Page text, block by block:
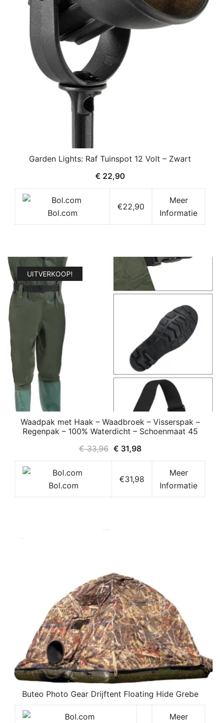
Garden Lights: Raf Tuinspot 12 Volt – Zwart
€ 22,90
Bol.com
€22,90
Meer
Informatie
UITVERKOOP!
Waadpak met Haak – Waadbroek – Visserspak –
Regenpak – 100% Waterdicht – Schoenmaat 45
€33,96 Oorspronkelijke
€ 33,96.
€ 31,98Huidige
prijs
€ 31,98.
Bol.com
€31,98
Meer
Informatie
Buteo Photo Gear Drijftent Floating Hide Grebe
Meer